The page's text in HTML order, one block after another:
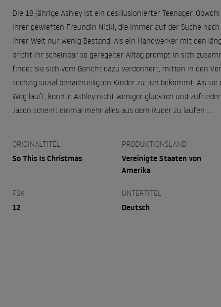
Die 18-jährige Ashley ist ein desillusionierter Teenager.
ihrer gewieften Freundin Nicki, die immer auf der Suche
ihrer Welt nur wenig Bestand. Als ein Handwerker mit den
bricht ihr scheinbar so geregelter Alltag prompt in sich
findet sie sich vom Gericht dazu verdonnert, mitten in den
sechzig sozial benachteiligten Kinder zu tun bekommt. Als
Weg läuft, könnte Ashley nicht weniger glücklich und
Jason scheint einmal mehr alles aus dem Ruder zu laufen ...
ORIGINALTITEL
So This Is Christmas
PRODUKTIONSLAND
Vereinigte Staaten von
Amerika
FSK
12
UNTERTITEL
Deutsch